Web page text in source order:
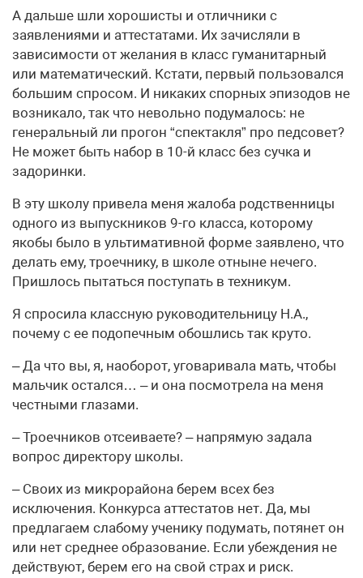
А дальше шли хорошисты и отличники с
заявлениями и аттестатами. Их зачисляли в
зависимости от желания в класс гуманитарный
или математический. Кстати, первый пользовался
большим спросом. И никаких спорных эпизодов не
возникало, так что невольно подумалось: не
генеральный ли прогон “спектакля” про педсовет?
Не может быть набор в 10-й класс без сучка и
задоринки.
В эту школу привела меня жалоба родственницы
одного из выпускников 9-го класса, которому
якобы было в ультимативной форме заявлено, что
делать ему, троечнику, в школе отныне нечего.
Пришлось пытаться поступать в техникум.
Я спросила классную руководительницу Н.А.,
почему с ее подопечным обошлись так круто.
– Да что вы, я, наоборот, уговаривала мать, чтобы
мальчик остался… – и она посмотрела на меня
честными глазами.
– Троечников отсеиваете? – напрямую задала
вопрос директору школы.
– Своих из микрорайона берем всех без
исключения. Конкурса аттестатов нет. Да, мы
предлагаем слабому ученику подумать, потянет он
или нет среднее образование. Если убеждения не
действуют, берем его на свой страх и риск.